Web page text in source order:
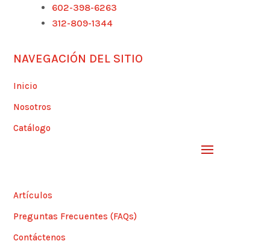
602-398-6263
312-809-1344
NAVEGACIÓN DEL SITIO
Inicio
Nosotros
Catálogo
Artículos
Preguntas Frecuentes (FAQs)
Contáctenos